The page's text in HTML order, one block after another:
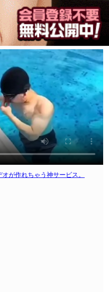
が作れちゃう神サービス。